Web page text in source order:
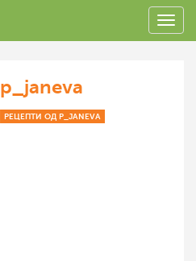
p_janeva
РЕЦЕПТИ ОД P_JANEVA